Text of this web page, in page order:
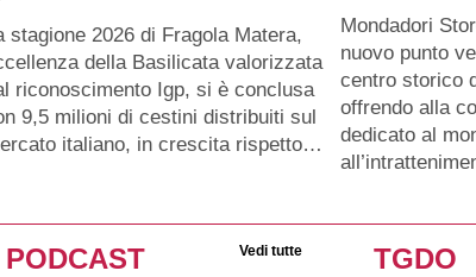
stagione 2026 di Fragola Matera,
della Basilicata valorizzata
riconoscimento Igp, si è conclusa
9,5 milioni di cestini distribuiti sul
italiano, in crescita rispetto…
Mondadori
nuovo punto
centro storico
offrendo alla
dedicato al
PODCAST Vedi tutte TGDO